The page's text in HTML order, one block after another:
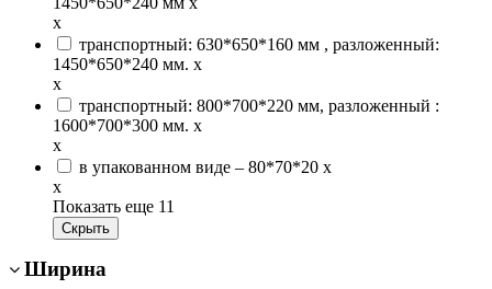
x
транспортный: 630*650*160 мм , разложенный:
1450*650*240 мм. x
x
транспортный: 800*700*220 мм, разложенный :
1600*700*300 мм. x
x
в упакованном виде – 80*70*20 x
x
Показать еще 11
Скрыть
Ширина